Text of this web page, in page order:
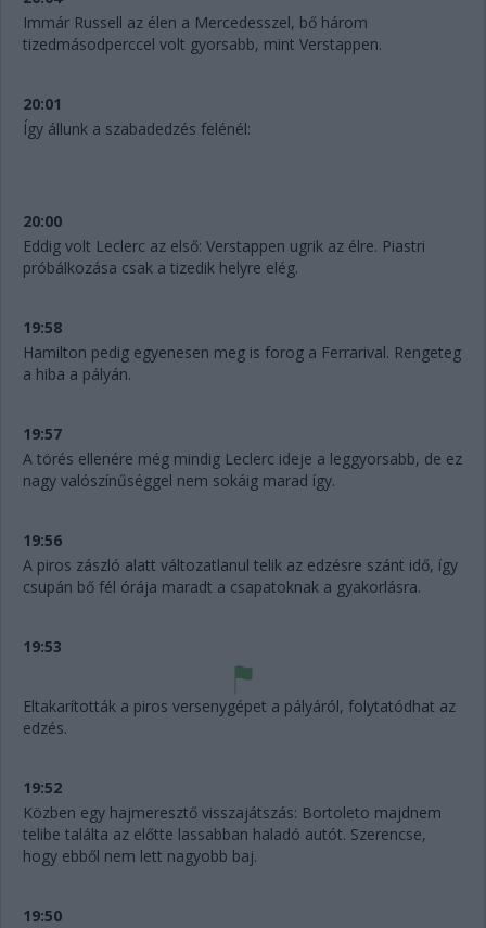
Immár Russell az élen a Mercedesszel, bő három
tizedmásodperccel volt gyorsabb, mint Verstappen.
20:01
Így állunk a szabadedzés felénél:
20:00
Eddig volt Leclerc az első: Verstappen ugrik az élre. Piastri
próbálkozása csak a tizedik helyre elég.
19:58
Hamilton pedig egyenesen meg is forog a Ferrarival. Rengeteg
a hiba a pályán.
19:57
A törés ellenére még mindig Leclerc ideje a leggyorsabb, de ez
nagy valószínűséggel nem sokáig marad így.
19:56
A piros zászló alatt változatlanul telik az edzésre szánt idő, így
csupán bő fél órája maradt a csapatoknak a gyakorlásra.
19:53
Eltakarították a piros versenygépet a pályáról, folytatódhat az
edzés.
19:52
Közben egy hajmeresztő visszajátszás: Bortoleto majdnem
telibe találta az előtte lassabban haladó autót. Szerencse,
hogy ebből nem lett nagyobb baj.
19:50